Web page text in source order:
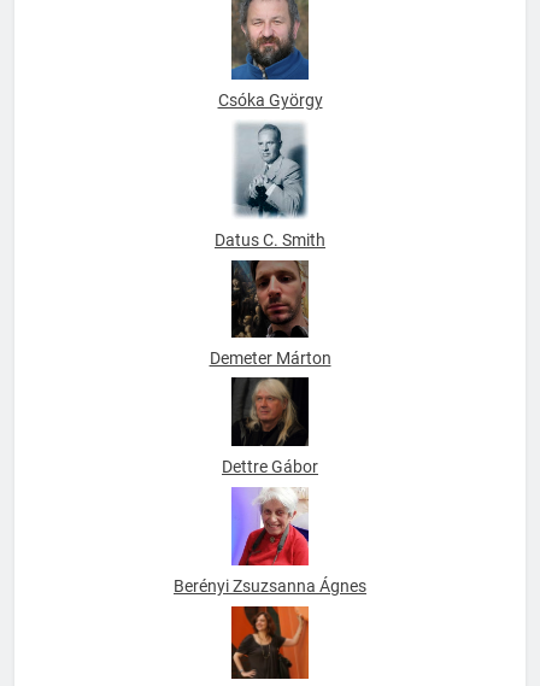
Csóka György
Datus C. Smith
Demeter Márton
Dettre Gábor
Berényi Zsuzsanna Ágnes